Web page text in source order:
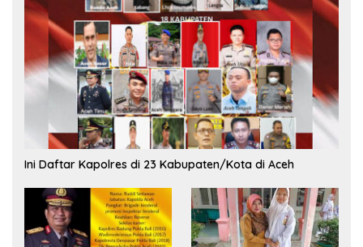
Ini Daftar Kapolres di 23 Kabupaten/Kota di Aceh